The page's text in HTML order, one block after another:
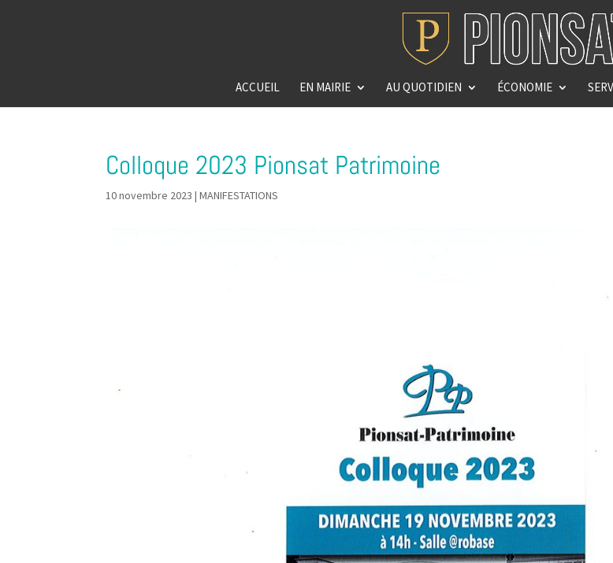
ACCUEIL EN MAIRIE AU QUOTIDIEN ÉCONOMIE
Colloque 2023 Pionsat Patrimoine
10 novembre 2023 |MANIFESTATIONS